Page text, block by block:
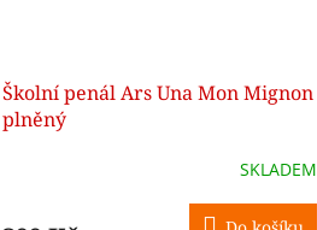
Školní penál Ars Una Mon Mignon
plněný
SKLADEM